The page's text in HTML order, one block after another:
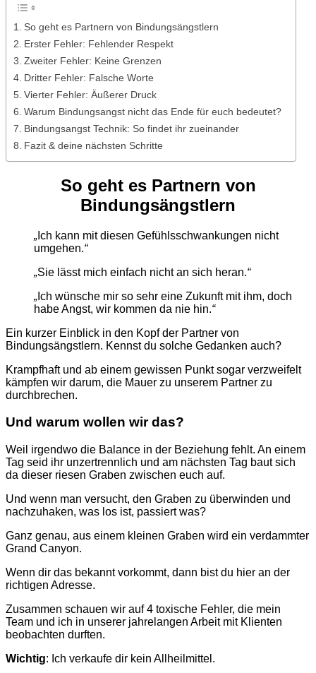
So geht es Partnern von Bindungsängstlern
Erster Fehler: Fehlender Respekt
Zweiter Fehler: Keine Grenzen
Dritter Fehler: Falsche Worte
Vierter Fehler: Äußerer Druck
Warum Bindungsangst nicht das Ende für euch bedeutet?
Bindungsangst Technik: So findet ihr zueinander
Fazit & deine nächsten Schritte
So gehtes Partnern von
Bindungsängstlern
„ Ich kann mit diesen Gefühlsschwankungen nicht
umgehen.“
„Sie lässt mich einfach nicht an sich heran.“
„ Ich wünsche mir so sehr eine Zukunft mit ihm, doch
habe Angst, wir kommen da nie hin.“
Ein kurzer Einblick in den Kopf der Partner von
Bindungsängstlern. Kennst du solche Gedanken auch?
Krampfhaft und ab einem gewissen Punkt sogar verzweifelt
kämpfen wir darum, die Mauer zu unserem Partner zu
durchbrechen.
Und warum wollen wir das?
Weil irgendwo die Balance in der Beziehung fehlt. An einem
Tag seid ihr unzertrennlich und am nächsten Tag baut sich
da dieser riesen Graben zwischen euch auf.
Und wenn man versucht, den Graben zu überwinden und
nachzuhaken, was los ist, passiert was?
Ganz genau, aus einem kleinen Graben wird ein verdammter
Grand Canyon.
Wenn dir das bekannt vorkommt, dann bist du hier an der
richtigen Adresse.
Zusammen schauen wir auf 4 toxische Fehler, die mein
Team und ich in unserer jahrelangen Arbeit mit Klienten
beobachten durften.
Wichtig: Ich verkaufe dir kein Allheilmittel.